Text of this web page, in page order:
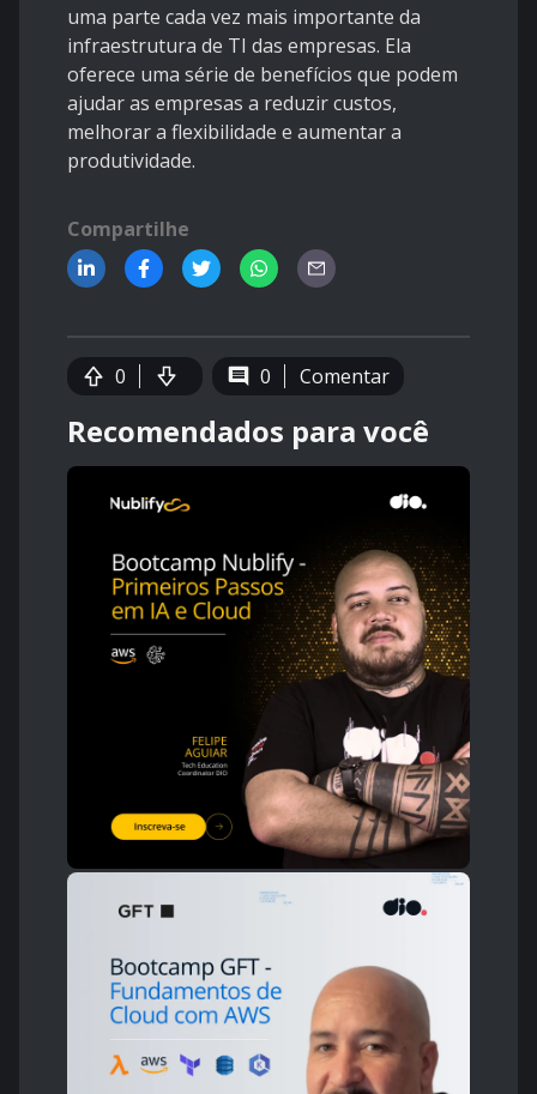
uma parte cada vez mais importante da
infraestrutura de TI das empresas. Ela
oferece uma série de benefícios que podem
ajudar as empresas a reduzir custos,
melhorar a flexibilidade e aumentar a
produtividade.
Compartilhe
0 0 Comentar
Recomendados para você